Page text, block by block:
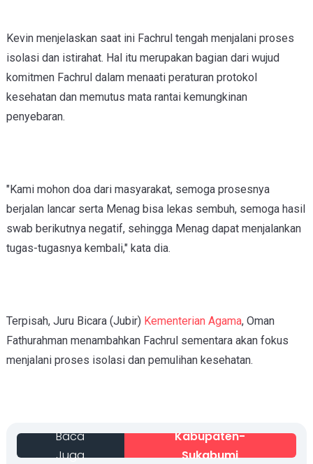
Kevin menjelaskan saat ini Fachrul tengah menjalani proses
isolasi dan istirahat. Hal itu merupakan bagian dari wujud
komitmen Fachrul dalam menaati peraturan protokol
kesehatan dan memutus mata rantai kemungkinan
penyebaran.
"Kami mohon doa dari masyarakat, semoga prosesnya
berjalan lancar serta Menag bisa lekas sembuh, semoga hasil
swab berikutnya negatif, sehingga Menag dapat menjalankan
tugas-tugasnya kembali," kata dia.
Terpisah, Juru Bicara (Jubir) Kementerian Agama, Oman
Fathurahman menambahkan Fachrul sementara akan fokus
menjalani proses isolasi dan pemulihan kesehatan.
Baca
Juga
Kabupaten-
Sukabumi